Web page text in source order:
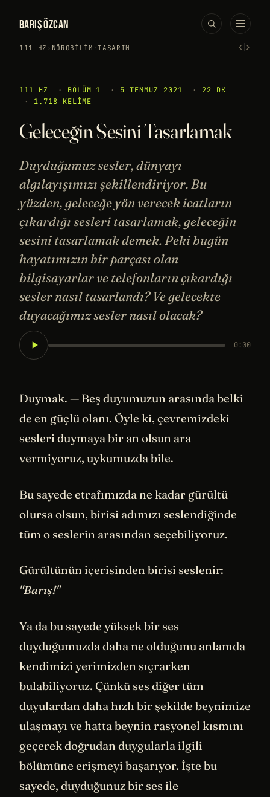
BARIŞ ÖZCAN
111 HZ › NÖROBILIM ·TASARIM ‹›
111 HZ · BÖLÜM 1 · 5 TEMMUZ 2021 ·
22 DK
·
1.718 KELIME
Geleceğin Sesini Tasarlamak
Duyduğumuz sesler, dünyayı
algılayışımızı şekillendiriyor. Bu
yüzden, geleceğe yön verecek icatların
çıkardığı sesleri tasarlamak, geleceğin
sesini tasarlamak demek. Peki bugün
hayatımızın bir parçası olan
bilgisayarlar ve telefonların çıkardığı
sesler nasıl tasarlandı? Ve gelecekte
duyacağımız sesler nasıl olacak?
0:00
Duymak. — Beş duyumuzun arasında belki
de en güçlü olanı. Öyle ki, çevremizdeki
sesleri duymaya bir an olsun ara
vermiyoruz, uykumuzda bile.
Bu sayede etrafımızda ne kadar gürültü
olursa olsun, birisi adımızı seslendiğinde
tüm o seslerin arasından seçebiliyoruz.
Gürültünün içerisinden birisi seslenir:
"Barış!"
Ya da bu sayede yüksek bir ses
duyduğumuzda daha ne olduğunu anlamda
kendimizi yerimizden sıçrarken
bulabiliyoruz. Çünkü ses diğer tüm
duyulardan daha hızlı bir şekilde beynimize
ulaşmayı ve hatta beynin rasyonel kısmını
geçerek doğrudan duygularla ilgili
bölümüne erişmeyi başarıyor. İşte bu
sayede, duyduğunuz bir ses ile